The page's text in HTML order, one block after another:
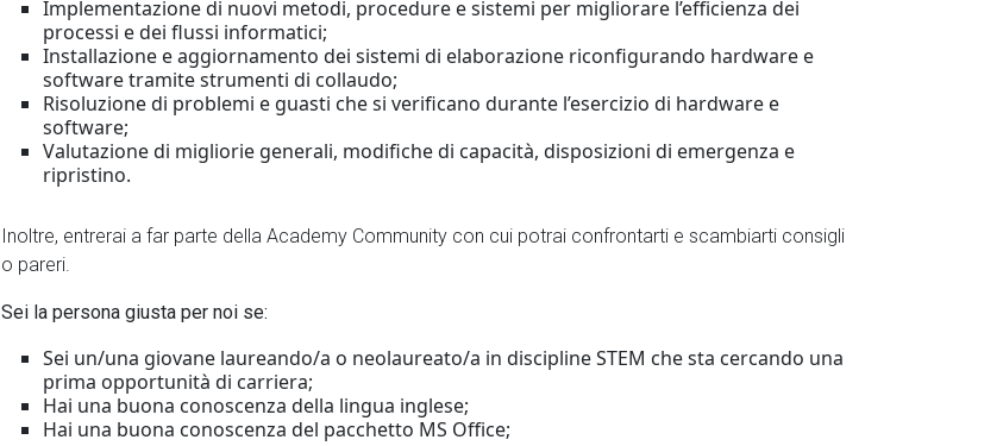
Implementazione di nuovi metodi, procedure e sistemi per migliorare l’efficienza dei
processi e dei flussi informatici;
Installazione e aggiornamento dei sistemi di elaborazione riconfigurando hardware e
software tramite strumenti di collaudo;
Risoluzione di problemi e guasti che si verificano durante l’esercizio di hardware e
software;
Valutazione di migliorie generali, modifiche di capacità, disposizioni di emergenza e
ripristino.
Inoltre, entrerai a far parte della Academy Community con cui potrai confrontarti e scambiarti consigli
o pareri.
Sei la persona giusta per noi se:
Sei un/una giovane laureando/a o neolaureato/a in discipline STEM che sta cercando una
prima opportunità di carriera;
Hai una buona conoscenza della lingua inglese;
Hai una buona conoscenza del pacchetto MS Office;